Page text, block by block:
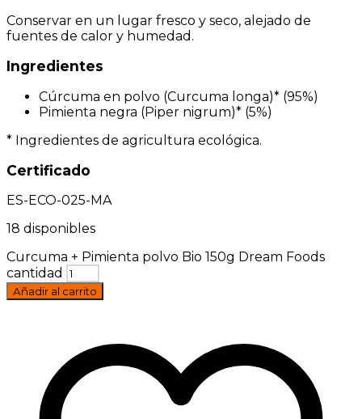
Conservar en un lugar fresco y seco, alejado de
fuentes de calor y humedad.
Ingredientes
Cúrcuma en polvo (Curcuma longa)* (95%)
Pimienta negra (Piper nigrum)* (5%)
* Ingredientes de agricultura ecológica.
Certificado
ES-ECO-025-MA
18 disponibles
Curcuma + Pimienta polvo Bio 150g Dream Foods
cantidad
Añadir al carrito